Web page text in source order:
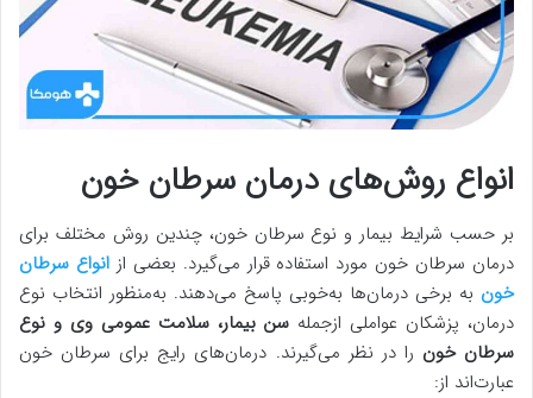
انواع روش‌های درمان سرطان خون
بر حسب شرایط بیمار و نوع سرطان خون، چندین روش مختلف برای
درمان سرطان خون مورد استفاده قرار می‌گیرد. بعضی ازانواع سرطان
خون به برخی درمان‌ها به‌خوبی پاسخ می‌دهند. به‌منظور انتخاب نوع
درمان، پزشکان عواملی ازجمله سن بیمار، سلامت عمومی وی و نوع
سرطان خون را در نظر می‌گیرند. درمان‌های رایج برای سرطان خون
عبارت‌اند از: